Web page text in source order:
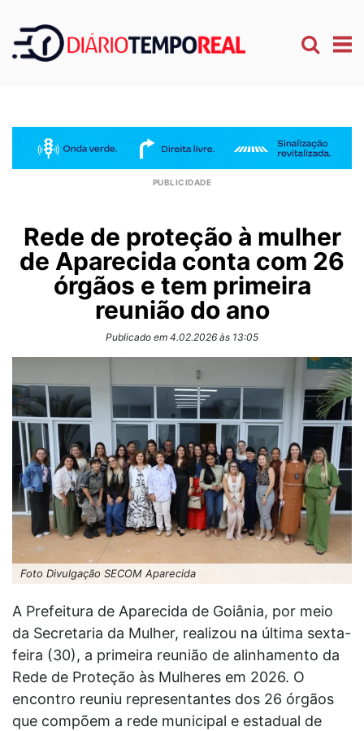
Rede de proteção à mulher
de Aparecida conta com 26
órgãos e tem primeira
reunião do ano
Publicado em 4.02.2026 às 13:05
Foto Divulgação SECOM Aparecida
A Prefeitura de Aparecida de Goiânia, por meio
da Secretaria da Mulher, realizou na última sexta-
feira (30), a primeira reunião de alinhamento da
Rede de Proteção às Mulheres em 2026. O
encontro reuniu representantes dos 26 órgãos
que compõem a rede municipal e estadual de